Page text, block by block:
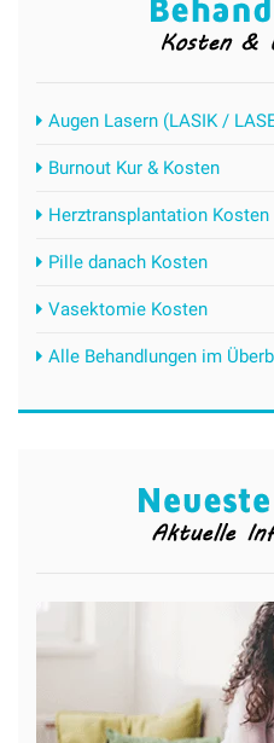
Augen Lasern (LASIK /
Burnout Kur & Kosten
Herztransplantation Kosten
Pille danach Kosten
Vasektomie Kosten
Alle Behandlungen im